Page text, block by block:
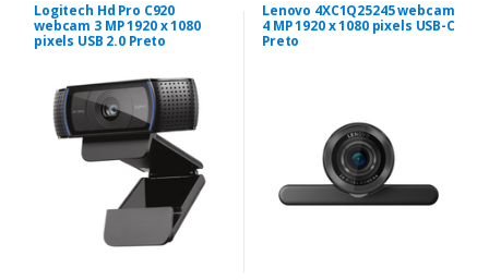
Logitech Hd Pro C920
webcam 3 MP 1920 x 1080
pixels USB 2.0 Preto
Lenovo 4XC1Q25245 webcam
4 MP 1920 x 1080 pixels USB-C
Preto